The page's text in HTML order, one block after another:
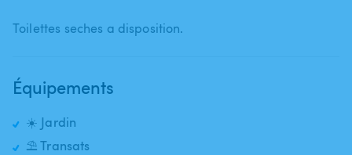
Toilettes seches a disposition.
Équipements
☀️ Jardin
⛱️ Transats